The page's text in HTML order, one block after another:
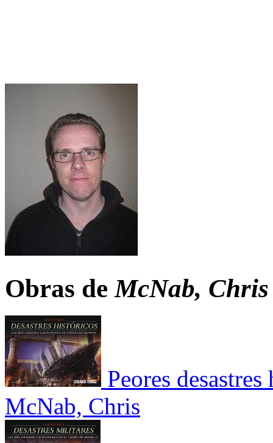
Obras deMcNab, Chris
Peores
McNab, Chris